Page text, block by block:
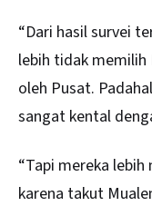
“Dari hasil survei
lebih tidak memilih
oleh Pusat.
sangat kental
“Tapi mereka
karena takut